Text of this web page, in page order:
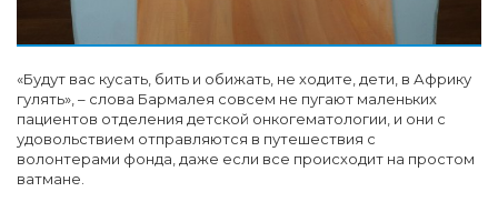
«Будут вас кусать, бить и обижать, не ходите, дети, в Африку
гулять», – слова Бармалея совсем не пугают маленьких
пациентов отделения детской онкогематологии, и они с
удовольствием отправляются в путешествия с
волонтерами фонда, даже если все происходит на простом
ватмане.